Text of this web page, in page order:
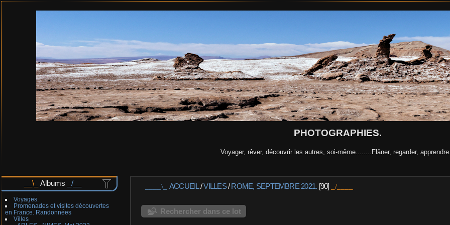
PHOTOGRAPHIES.
Voyager, rêver, découvrir les autres, soi-même........Flâner, regarder,
Albums
Voyages.
Promenades et visites découvertes
en France. Randonnées
Villes
ACCUEIL/VILLES/ROME, SEPTEMBRE 2021. 90
Rechercher dans ce lot